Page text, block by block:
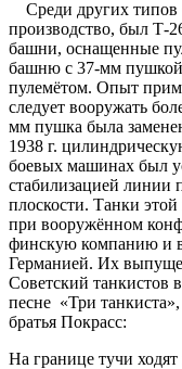
Среди других
производство, был Т-
башни, оснащенные
башню с 37-мм
пулемётом. Опыт
следует вооружать
мм пушка была
1938 г.
боевых машинах был
стабилизацией линии
плоскости. Танки
при вооружённом
финскую компанию и
Германией. Их
Советский танкистов
песне «Три
братья Покрасс:
На границе тучи